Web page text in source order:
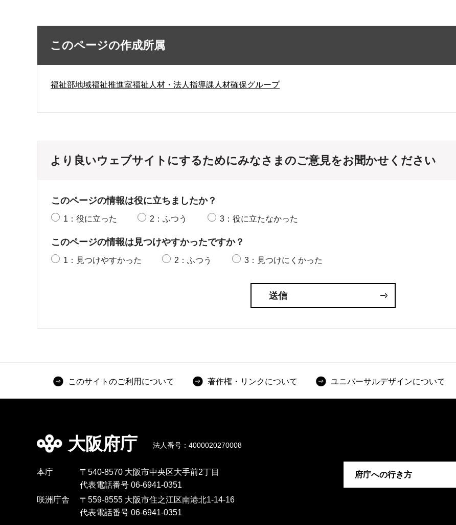
このページの作成所属
福祉部地域福祉推進室福祉人材・法人指導課人材確保グループ
より良いウェブサイトにするためにみなさまのご意見をお聞かせください
このページの情報は役に立ちましたか？
1：役に立った 2：ふつう 3：役に立たなかった
このページの情報は見つけやすかったですか？
1：見つけやすかった 2：ふつう 3：見つけにくかった
このサイトのご利用について 著作権・リンクについて ユニバーサルデザインについて
大阪府庁 法人番号：4000020270008
本庁
〒540-8570 大阪市中央区大手前2丁目
代表電話番号 06-6941-0351
咲洲庁舎
〒559-8555 大阪市住之江区南港北1-14-16
代表電話番号 06-6941-0351
府庁への行き方